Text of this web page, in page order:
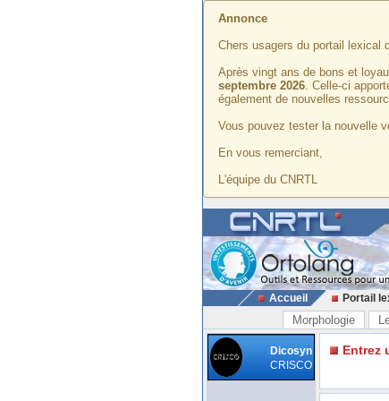
Annonce
Chers usagers du portail lexical
Après vingt ans de bons et
septembre 2026. Celle-ci
également de nouvelles
Vous pouvez tester la nouvelle
En vous remerciant,
L'équipe du CNRTL
Accueil Portail
Morphologie
Dicosyn
CRISCO
Entrez